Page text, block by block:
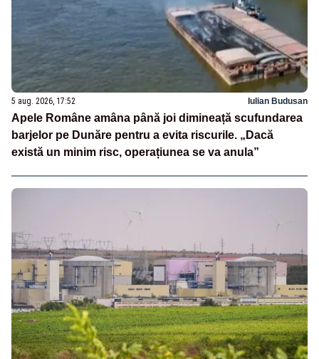
5 aug. 2026, 17:52 Iulian Budusan
Apele Române amâna până joi dimineață scufundarea
barjelor pe Dunăre pentru a evita riscurile. „Dacă
există un minim risc, operațiunea se va anula”